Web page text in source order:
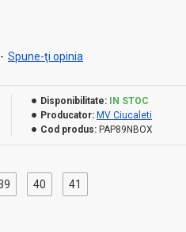
- Spune-ţi opinia
Disponibilitate:
IN STOC
Producator: MV Ciucaleti
Cod produs: PAP89NBOX
40 41